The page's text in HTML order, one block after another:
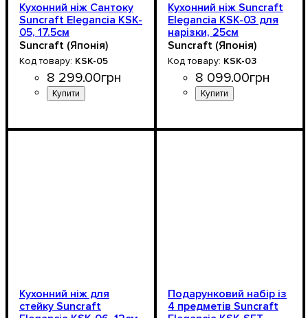
Кухонний ніж Сантоку
Suncraft Elegancia KSK-
05, 17.5см
Suncraft (Японія)
KSK-05
8 299.00грн
Кухонний ніж Suncraft
Elegancia KSK-03 для
нарізки, 25см
Suncraft (Японія)
KSK-03
8 099.00грн
Кухонний ніж для
стейку Suncraft
Подарунковий набір із
4 предметів Suncraft